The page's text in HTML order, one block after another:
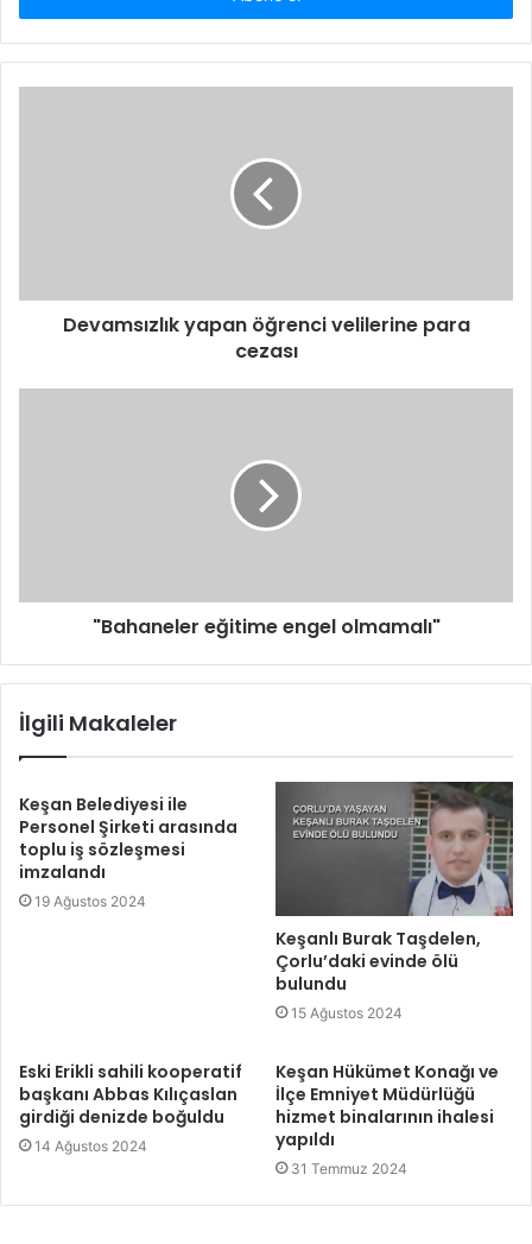
Devamsızlık yapan öğrenci velilerine para
cezası
"Bahaneler eğitime engel olmamalı"
İlgili Makaleler
Keşan Belediyesi ile
Personel Şirketi arasında
toplu iş sözleşmesi
imzalandı
19 Ağustos 2024
Keşanlı Burak Taşdelen,
Çorlu’daki evinde ölü
bulundu
15 Ağustos 2024
Eski Erikli sahili kooperatif
başkanı Abbas Kılıçaslan
girdiği denizde boğuldu
14 Ağustos 2024
Keşan Hükümet Konağı ve
İlçe Emniyet Müdürlüğü
hizmet binalarının ihalesi
yapıldı
31 Temmuz 2024